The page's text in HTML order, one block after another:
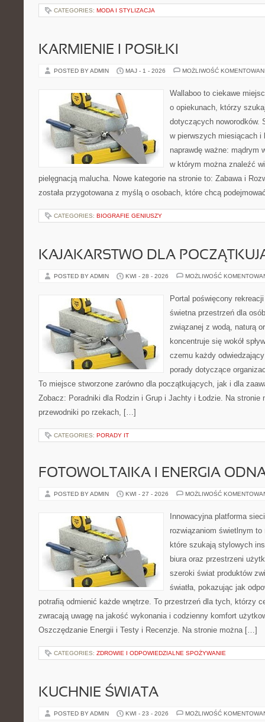
CATEGORIES: MODA I STYLIZACJA
KARMIENIE I POSIŁKI
POSTED BY ADMIN MAJ - 1 - 2026 MOŻLIWOŚĆ
Wallaboo to ciekawe
o opiekunach, którzy
dotyczących noworodków.
w pierwszych miesiącach
naprawdę ważne: mądrym
w którym można znaleźć
pielęgnacją malucha. Nowe kategorie na stronie to: Zabawa i
została przygotowana z myślą o osobach, które chcą
CATEGORIES: BIOGRAFIE GENIUSZY
KAJAKARSTWO DLA
POSTED BY ADMIN KWI - 28 - 2026 MOŻLIWOŚĆ
Portal poświęcony
świetna przestrzeń dla
związanej z wodą, naturą
koncentruje się wokół
czemu każdy
porady dotyczące
To miejsce stworzone zarówno dla początkujących, jak i dla
Zobacz: Poradniki dla Rodzin i Grup i Jachty i Łodzie. Na stronie
przewodniki po rzekach, […]
CATEGORIES: PORADY IT
FOTOWOLTAIKA I ENERGIA
POSTED BY ADMIN KWI - 27 - 2026 MOŻLIWOŚĆ
Innowacyjna platforma
rozwiązaniom świetlnym
które szukają stylowych
biura oraz przestrzeni
szeroki świat produktów
światła, pokazując jak
potrafią odmienić każde wnętrze. To przestrzeń dla tych, którzy
zwracają uwagę na jakość wykonania i codzienny komfort
Oszczędzanie Energii i Testy i Recenzje. Na stronie można […]
CATEGORIES: ZDROWIE I ODPOWIEDZIALNE SPOŻYWANIE
KUCHNIE ŚWIATA
POSTED BY ADMIN KWI - 23 - 2026 MOŻLIWOŚĆ